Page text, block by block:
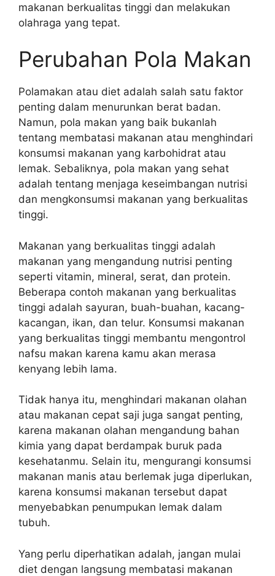
makanan berkualitas tinggi dan melakukan
olahraga yang tepat.
Perubahan Pola Makan
Polamakan atau diet adalah salah satu faktor
penting dalam menurunkan berat badan.
Namun, pola makan yang baik bukanlah
tentang membatasi makanan atau menghindari
konsumsi makanan yang karbohidrat atau
lemak. Sebaliknya, pola makan yang sehat
adalah tentang menjaga keseimbangan nutrisi
dan mengkonsumsi makanan yang berkualitas
tinggi.
Makanan yang berkualitas tinggi adalah
makanan yang mengandung nutrisi penting
seperti vitamin, mineral, serat, dan protein.
Beberapa contoh makanan yang berkualitas
tinggi adalah sayuran, buah-buahan, kacang-
kacangan, ikan, dan telur. Konsumsi makanan
yang berkualitas tinggi membantu mengontrol
nafsu makan karena kamu akan merasa
kenyang lebih lama.
Tidak hanya itu, menghindari makanan olahan
atau makanan cepat saji juga sangat penting,
karena makanan olahan mengandung bahan
kimia yang dapat berdampak buruk pada
kesehatanmu. Selain itu, mengurangi konsumsi
makanan manis atau berlemak juga diperlukan,
karena konsumsi makanan tersebut dapat
menyebabkan penumpukan lemak dalam
tubuh.
Yang perlu diperhatikan adalah, jangan mulai
diet dengan langsung membatasi makanan